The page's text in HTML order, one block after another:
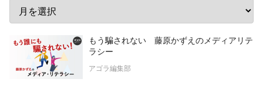
もう騙されない 藤原かずえのメディアリテ
ラシー
アゴラ編集部